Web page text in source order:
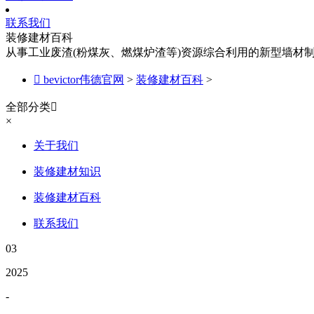
联系我们
装修建材百科
从事工业废渣(粉煤灰、燃煤炉渣等)资源综合利用的新型墙材
 bevictor伟德官网 > 装修建材百科 >
全部分类
×
关于我们
装修建材知识
装修建材百科
联系我们
03
2025
-